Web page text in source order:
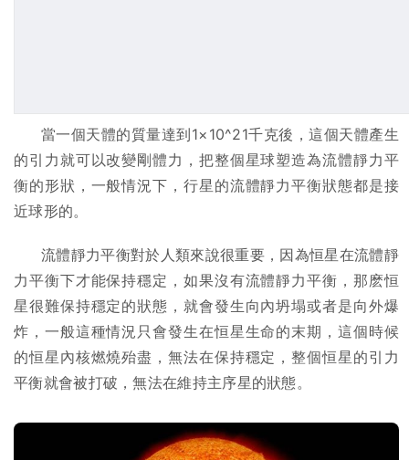
當一個天體的質量達到1×10^21千克後，這個天體產生
的引力就可以改變剛體力，把整個星球塑造為流體靜力平
衡的形狀，一般情況下，行星的流體靜力平衡狀態都是接
近球形的。
流體靜力平衡對於人類來說很重要，因為恒星在流體靜
力平衡下才能保持穩定，如果沒有流體靜力平衡，那麽恒
星很難保持穩定的狀態，就會發生向內坍塌或者是向外爆
炸，一般這種情況只會發生在恒星生命的末期，這個時候
的恒星內核燃燒殆盡，無法在保持穩定，整個恒星的引力
平衡就會被打破，無法在維持主序星的狀態。